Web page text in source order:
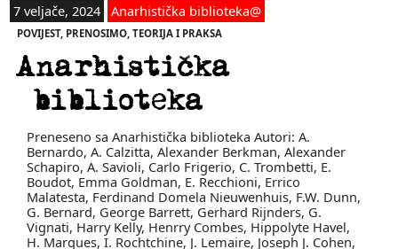
7 veljače, 2024 Anarhistička biblioteka@
POVIJEST, PRENOSIMO , TEORIJA I PRAKSA
Preneseno sa Anarhistička biblioteka Autori: A.
Bernardo, A. Calzitta, Alexander Berkman, Alexander
Schapiro, A. Savioli, Carlo Frigerio, C. Trombetti, E.
Boudot, Emma Goldman, E. Recchioni, Errico
Malatesta, Ferdinand Domela Nieuwenhuis, F.W. Dunn,
G. Bernard, George Barrett, Gerhard Rijnders, G.
Vignati, Harry Kelly, Henrry Combes, Hippolyte Havel,
H. Marques, I. Rochtchine, J. Lemaire, Joseph J. Cohen,